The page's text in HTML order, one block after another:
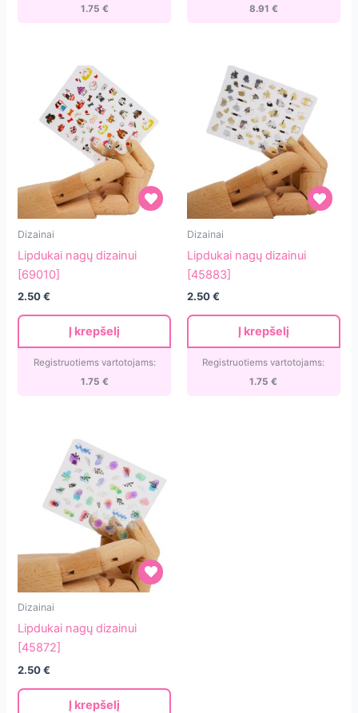
1.75 €
8.91 €
Lipdukai
dizainui
[69010]
Dizainai
Lipdukai nagų dizainui
[69010]
2.50€
Į krepšelį
Registruotiems vartotojams:
1.75 €
Lipdukai
dizainui
[45883]
Dizainai
Lipdukai nagų dizainui
[45883]
2.50€
Į krepšelį
Registruotiems vartotojams:
1.75€
Lipdukai
dizainui
Dizainai
Lipdukai nagų dizainui
[45872]
2.50€
Į krepšelį